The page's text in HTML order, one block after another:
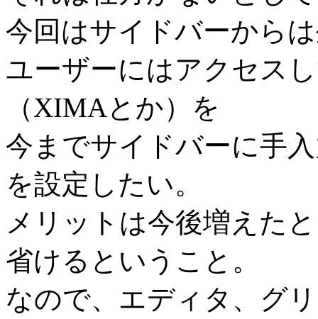
今回はサイドバーから
ユーザーにはアクセス
（XIMAとか）を
今までサイドバーに手
を設定したい。
メリットは今後増えた
省けるということ。
なので、エディタ、グ